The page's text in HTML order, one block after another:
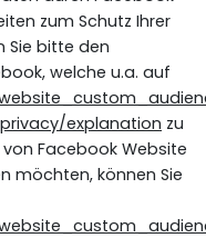
zum Schutz Ihrer
Sie bitte den
welche u.a. auf
explanation zu
Facebook Website
möchten, können Sie